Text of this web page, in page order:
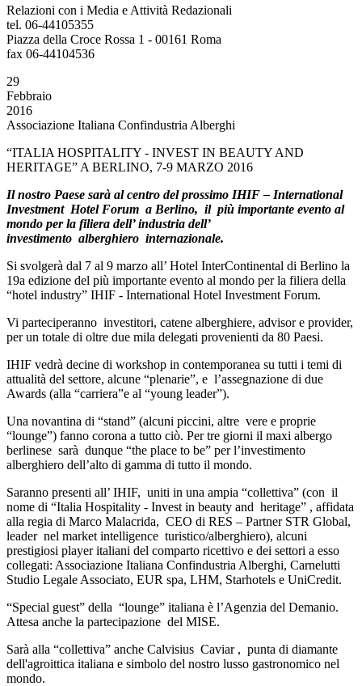
Relazioni con i Media e Attività Redazionali
tel. 06-44105355
Piazza della Croce Rossa 1 - 00161 Roma
fax 06-44104536
29
Febbraio
2016
Associazione Italiana Confindustria Alberghi
“ITALIA HOSPITALITY - INVEST IN BEAUTY AND
HERITAGE” A BERLINO, 7-9 MARZO 2016
Il nostro Paese sarà al centro del prossimo IHIF – International
Investment Hotel Forum a Berlino, il più importante evento al
mondo per la filiera dell’ industria dell’
investimento alberghiero internazionale.
Si svolgerà dal 7 al 9 marzo all’ Hotel InterContinental di Berlino la
19a edizione del più importante evento al mondo per la filiera della
“hotel industry” IHIF - International Hotel Investment Forum.
Vi parteciperanno investitori, catene alberghiere, advisor e provider,
per un totale di oltre due mila delegati provenienti da 80 Paesi.
IHIF vedrà decine di workshop in contemporanea su tutti i temi di
attualità del settore, alcune “plenarie”, e l’assegnazione di due
Awards (alla “carriera”e al “young leader”).
Una novantina di “stand” (alcuni piccini, altre vere e proprie
“lounge”) fanno corona a tutto ciò. Per tre giorni il maxi albergo
berlinese sarà dunque “the place to be” per l’investimento
alberghiero dell’alto di gamma di tutto il mondo.
Saranno presenti all’ IHIF, uniti in una ampia “collettiva” (con il
nome di “Italia Hospitality - Invest in beauty and heritage” , affidata
alla regia di Marco Malacrida, CEO di RES – Partner STR Global,
leader nel market intelligence turistico/alberghiero), alcuni
prestigiosi player italiani del comparto ricettivo e dei settori a esso
collegati: Associazione Italiana Confindustria Alberghi, Carnelutti
Studio Legale Associato, EUR spa, LHM, Starhotels e UniCredit.
“Special guest” della “lounge” italiana è l’Agenzia del Demanio.
Attesa anche la partecipazione del MISE.
Sarà alla “collettiva” anche Calvisius Caviar , punta di diamante
dell'agroittica italiana e simbolo del nostro lusso gastronomico nel
mondo.